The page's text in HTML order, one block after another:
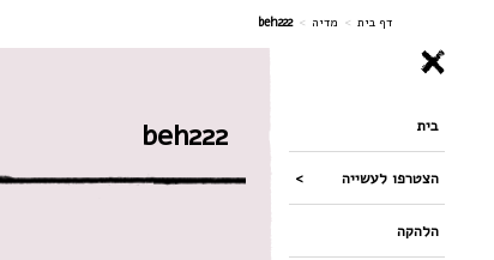
דף בית > מדיה >
beh222
בית
הצטרפו לעשייה
הלהקה
beh222